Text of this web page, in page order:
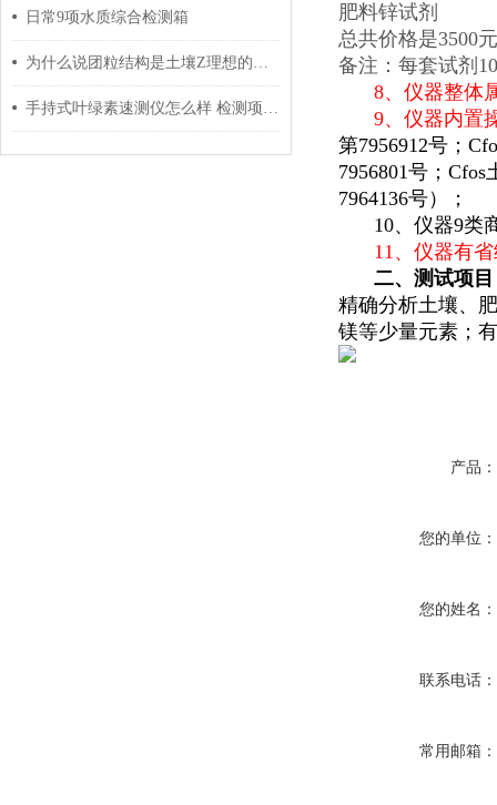
日常9项水质综合检测箱
为什么说团粒结构是土壤Z理想的结构
手持式叶绿素速测仪怎么样 检测项目准确与否
肥料锌试剂
总共价格是3500元
备注：每套试剂
8、仪器整体
9、仪器内置
第7956912号；
7956801号；
7964136号）；
10、仪器9类
11、仪器有
二、测试项目
精确分析土壤、
镁等少量元素；
产品：
您的单位：
您的姓名：
联系电话：
常用邮箱：